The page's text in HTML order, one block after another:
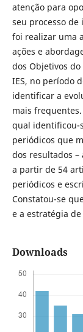
atenção para
seu processo de
foi realizar uma
ações e
dos Objetivos do
IES, no período
identificar a
mais
qual identificou-
periódicos que
dos resultados
a partir de 54
periódicos e
Constatou-se
e a estratégia
Downloads